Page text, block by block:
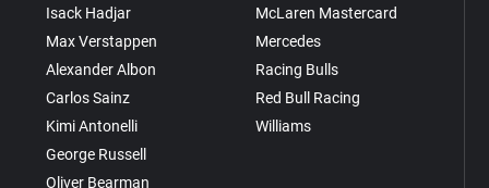
Isack Hadjar
Max Verstappen
Alexander Albon
Carlos Sainz
Kimi Antonelli
George Russell
Oliver Bearman
McLaren Mastercard
Mercedes
Racing Bulls
Red Bull Racing
Williams